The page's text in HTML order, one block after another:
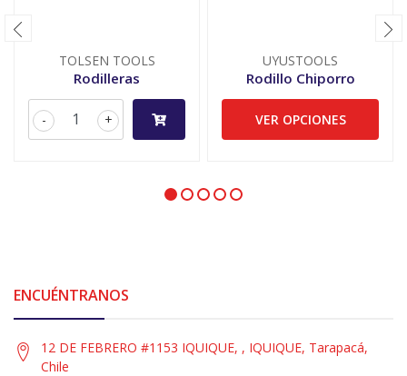
TOLSEN TOOLS
Rodilleras
+
-
UYUSTOOLS
Rodillo Chiporro
VER OPCIONES
ENCUÉNTRANOS
12 DE FEBRERO #1153 IQUIQUE, , IQUIQUE, Tarapacá,
Chile